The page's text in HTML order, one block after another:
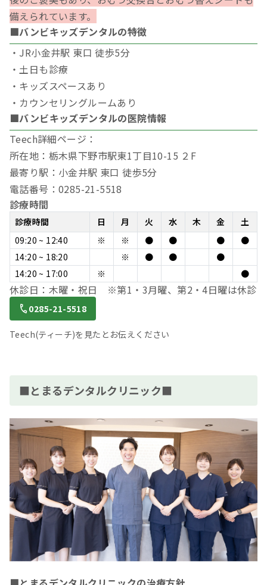
備えられています。
■バンビキッズデンタルの特徴
・JR小金井駅 東口 徒歩5分
・土日も診療
・キッズスペースあり
・カウンセリングルームあり
■バンビキッズデンタルの医院情報
Teech詳細ページ：
所在地：栃木県下野市駅東1丁目10-15 ２F
最寄り駅：小金井駅 東口 徒歩5分
電話番号：0285-21-5518
診療時間
診療時間 日 月 火 水 木 金
土
09:20 ~ 12:40
※ ※ ● ● ●
●
14:20 ~ 18:20
※ ● ●
●
14:20 ~ 17:00
※ ●
休診日：木曜・祝日 ※第1・3月曜、第2・4日曜は休診
0285-21-5518
Teech(ティーチ)を見たとお伝えください
■とまるデンタルクリニック■